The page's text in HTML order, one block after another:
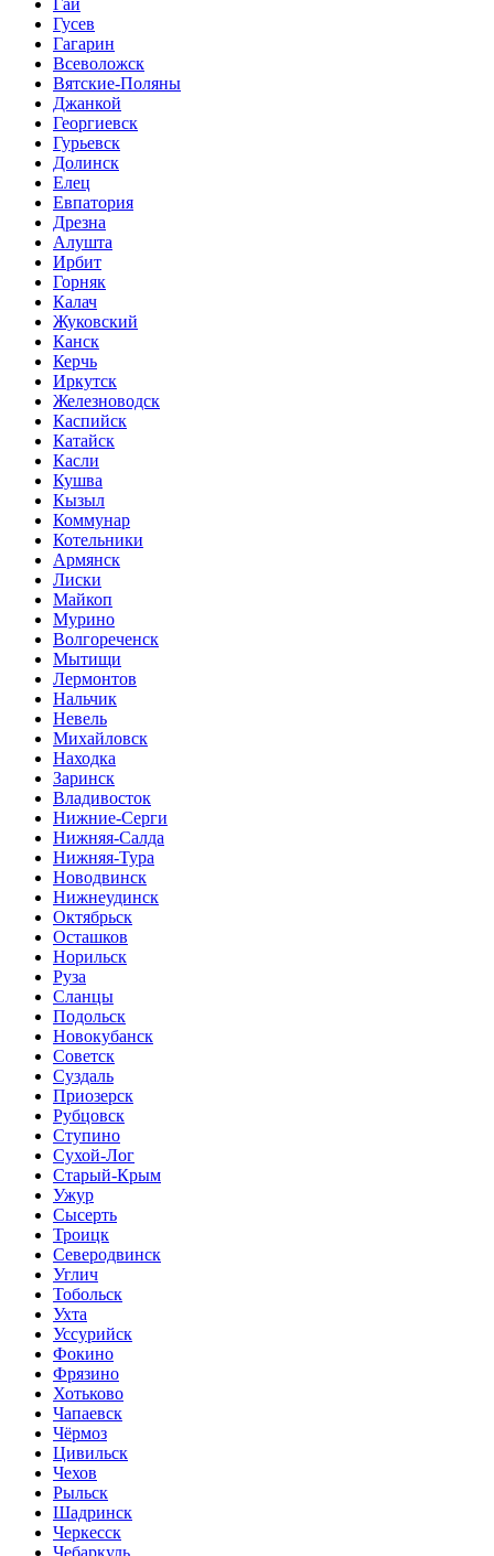
Гай
Гусев
Гагарин
Всеволожск
Вятские-Поляны
Джанкой
Георгиевск
Гурьевск
Долинск
Елец
Евпатория
Дрезна
Алушта
Ирбит
Горняк
Калач
Жуковский
Канск
Керчь
Иркутск
Железноводск
Каспийск
Катайск
Касли
Кушва
Кызыл
Коммунар
Котельники
Армянск
Лиски
Майкоп
Мурино
Волгореченск
Мытищи
Лермонтов
Нальчик
Невель
Михайловск
Находка
Заринск
Владивосток
Нижние-Серги
Нижняя-Салда
Нижняя-Тура
Новодвинск
Нижнеудинск
Октябрьск
Осташков
Норильск
Руза
Сланцы
Подольск
Новокубанск
Советск
Суздаль
Приозерск
Рубцовск
Ступино
Сухой-Лог
Старый-Крым
Ужур
Сысерть
Троицк
Северодвинск
Углич
Тобольск
Ухта
Уссурийск
Фокино
Фрязино
Хотьково
Чапаевск
Чёрмоз
Цивильск
Чехов
Рыльск
Шадринск
Черкесск